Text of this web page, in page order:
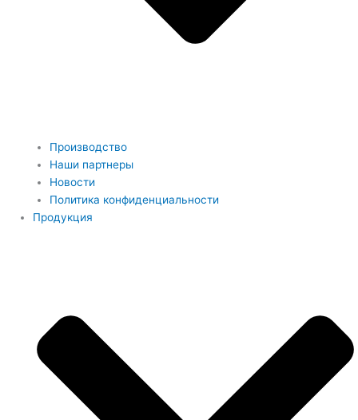
Производство
Наши партнеры
Новости
Политика конфиденциальности
Продукция